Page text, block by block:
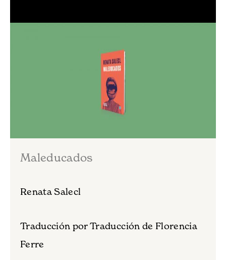
Maleducados
Renata Salecl
Traducción por Traducción de Florencia
Ferre